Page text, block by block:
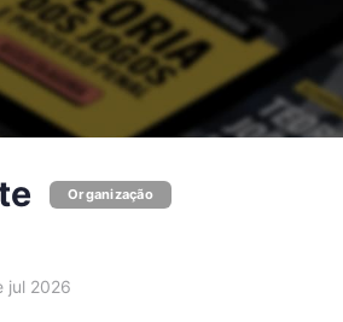
Organização
jul 2026